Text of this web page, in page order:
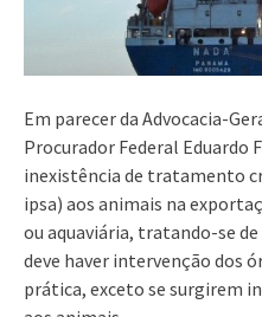
Em parecer da Advocacia-
Procurador Federal Eduardo
inexistência de tratamento
ipsa) aos animais na
ou aquaviária, tratando-se
deve haver intervenção dos
prática, exceto se surgirem